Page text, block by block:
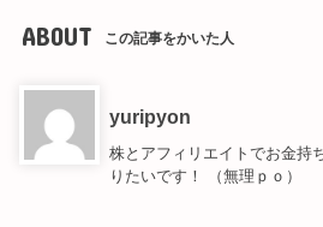
ABOUT この記事をかいた人
yuripyon
株とアフィリエイトでお金持
りたいです！ （無理ｐｏ）